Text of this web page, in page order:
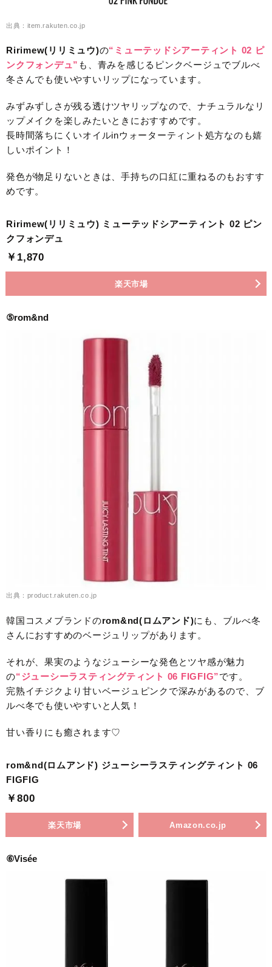
出典：item.rakuten.co.jp
Ririmew(リリミュウ)の“ミューテッドシアーティント 02 ピ
ンクフォンデュ” も、青みを感じるピンクベージュでブルべ
冬さんでも使いやすいリップになっています。
みずみずしさが残る透けツヤリップなので、ナチュラルなリ
ップメイクを楽しみたいときにおすすめです。
長時間落ちにくいオイルinウォーターティント処方なのも嬉
しいポイント！
発色が物足りないときは、手持ちの口紅に重ねるのもおすす
めです。
Ririmew(リリミュウ) ミューテッドシアーティント 02 ピン
クフォンデュ
￥1,870
楽天市場
⑤rom&nd
出典：product.rakuten.co.jp
韓国コスメブランドのrom&nd(ロムアンド)にも、ブルべ冬
さんにおすすめのベージュリップがあります。
それが、果実のようなジューシーな発色とツヤ感が魅力
の“ジューシーラスティングティント 06 FIGFIG”です。
完熟イチジクより甘いベージュピンクで深みがあるので、ブ
ルべ冬でも使いやすいと人気！
甘い香りにも癒されます♡
rom&nd(ロムアンド) ジューシーラスティングティント 06
FIGFIG
￥800
楽天市場 Amazon.co.jp
⑥Visée